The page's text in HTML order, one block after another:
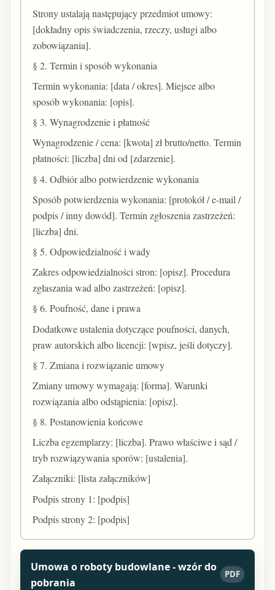
Strony ustalają następujący przedmiot umowy:
[dokładny opis świadczenia, rzeczy, usługi albo
zobowiązania].
§ 2. Termin i sposób wykonania
Termin wykonania: [data / okres]. Miejsce albo
sposób wykonania: [opis].
§ 3. Wynagrodzenie i płatność
Wynagrodzenie / cena: [kwota] zł brutto/netto. Termin
płatności: [liczba] dni od [zdarzenie].
§ 4. Odbiór albo potwierdzenie wykonania
Sposób potwierdzenia wykonania: [protokół / e-mail /
podpis / inny dowód]. Termin zgłoszenia zastrzeżeń:
[liczba] dni.
§ 5. Odpowiedzialność i wady
Zakres odpowiedzialności stron: [opisz]. Procedura
zgłaszania wad albo zastrzeżeń: [opisz].
§ 6. Poufność, dane i prawa
Dodatkowe ustalenia dotyczące poufności, danych,
praw autorskich albo licencji: [wpisz, jeśli dotyczy].
§ 7. Zmiana i rozwiązanie umowy
Zmiany umowy wymagają: [forma]. Warunki
rozwiązania albo odstąpienia: [opisz].
§ 8. Postanowienia końcowe
Liczba egzemplarzy: [liczba]. Prawo właściwe i sąd /
tryb rozwiązywania sporów: [ustalenia].
Załączniki: [lista załączników]
Podpis strony 1: [podpis]
Podpis strony 2: [podpis]
Umowa o roboty budowlane - wzór do
pobrania
PDF